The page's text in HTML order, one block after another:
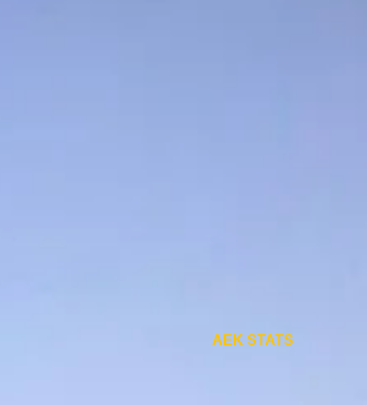
AEK STATS